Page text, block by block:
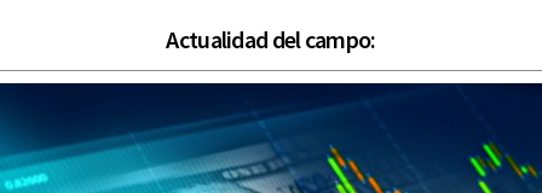
Actualidad del campo: